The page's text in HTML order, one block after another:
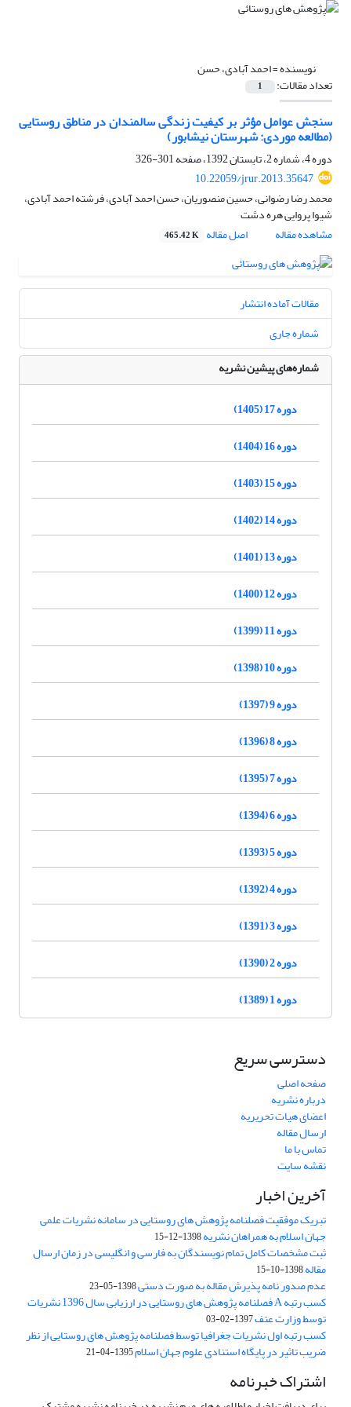
نویسنده =احمد آبادی، حسن
تعداد مقالات: 1
سنجش عوامل مؤثر بر کیفیت زندگی سالمندان در مناطق روستایی
(مطالعه موردی: شهرستان نیشابور)
دوره 4، شماره 2، تابستان 1392، صفحه
301-326
10.22059/jrur.2013.35647
محمد رضا رضوانی، حسین منصوریان، حسن احمد آبادی، فرشته احمد آبادی،
شیوا پروایی هره دشت
مشاهده مقاله
اصل مقاله 465.42 K
مقالات آماده انتشار
شماره جاری
شماره‌های پیشین نشریه
دوره 17 (1405)
دوره 16 (1404)
دوره 15 (1403)
دوره 14 (1402)
دوره 13 (1401)
دوره 12 (1400)
دوره 11 (1399)
دوره 10 (1398)
دوره 9 (1397)
دوره 8 (1396)
دوره 7 (1395)
دوره 6 (1394)
دوره 5 (1393)
دوره 4 (1392)
دوره 3 (1391)
دوره 2 (1390)
دوره 1 (1389)
دسترسی سریع
صفحه اصلی
درباره نشریه
اعضای هیات تحریریه
ارسال مقاله
تماس با ما
نقشه سایت
آخرین اخبار
تبریک موفقیت فصلنامه پژوهش های روستایی در سامانه نشریات علمی
جهان اسلام به همراهان نشریه1398-12-15
ثبت مشخصات کامل تمام نویسندگان به فارسی و انگلیسی در زمان ارسال
مقاله1398-10-15
عدم صدور نامه پذیرش مقاله به صورت دستی1398-05-23
کسب رتبه A فصلنامه پژوهش های روستایی در ارزیابی سال 1396 نشریات
توسط وزارت عتف1397-02-03
کسب رتبه اول نشریات جغرافیا توسط فصلنامه پژوهش های روستایی از نظر
ضریب تاثیر در پایگاه استنادی علوم جهان اسلام1395-04-21
اشتراک خبرنامه